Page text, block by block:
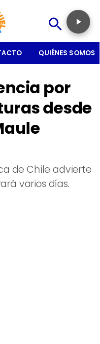
QUIÉNES SOMOS
por
desde
de Chile advierte
varios días.